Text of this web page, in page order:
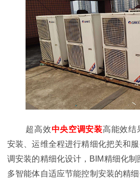
超高效中央空调安装高能效结
安装、运维全程进行精细化把关和
调安装的精细化设计，BIM精细化制
多智能体自适应节能控制安装的精